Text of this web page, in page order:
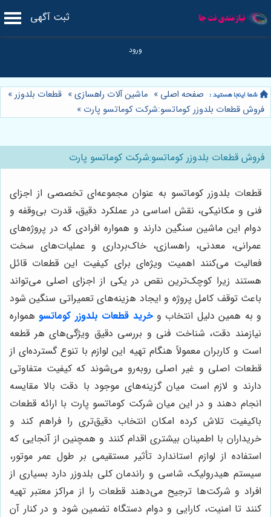
ثبت آگهی
صفحه اصلی » ماشین آلات راهسازی» قطعات بلدوزر»
فروش قطعات بلدوزر کوماتسو:شرکت کوماتسو پارت »
فروش قطعات بلدوزر کوماتسو:شرکت کوماتسو پارت
قطعات بلدوزر کوماتسو به عنوان مجموعه‌ای تخصصی از اجزای
فنی و مکانیکی، نقش اساسی در عملکرد دقیق، قدرت بی‌وقفه و
دوام این ماشین سنگین دارند و همواره افرادی که در پروژه‌های
عمرانی، معدنی، راهسازی، خاک‌برداری و عملیات‌های سخت
فعالیت می‌کنند اهمیت ویژه‌ای برای کیفیت این قطعات قائل
هستند زیرا کوچک‌ترین نقص در یکی از اجزای اصلی می‌تواند
باعث توقف کامل پروژه و ایجاد هزینه‌های تعمیراتی سنگین شود
و به همین دلیل انتخاب و خرید قطعات بلدوزر کوماتسوهمواره
نیازمند دقت، شناخت فنی و بررسی دقیق ویژگی‌های هر قطعه
است و کاربران معمولاً هنگام تهیه این لوازم با تنوع گسترده‌ای از
قطعات اصلی و غیر اصلی روبه‌رو می‌شوند که کیفیت متفاوتی
دارند و لازم است میان گزینه‌های موجود با دقت بالا مقایسه
انجام دهند و در این میان شرکت کوماتسو پارت با ارائه قطعات
باکیفیت تلاش کرده امکان انتخاب دقیق‌تری را فراهم کند و
خریداران با اطمینان بیشتری اقدام کنند و همچنین از آنجایی که
استفاده از لوازم استاندارد تأثیر مستقیمی بر طول عمر موتور،
سیستم هیدرولیک، شاسی و راندمان کلی بلدوزر دارد بسیاری از
افراد و شرکت‌ها ترجیح می‌دهند قطعات را از مراکز معتبر تهیه
کنند تا امنیت، کارایی و دوام دستگاه تضمین شود و در کنار آن